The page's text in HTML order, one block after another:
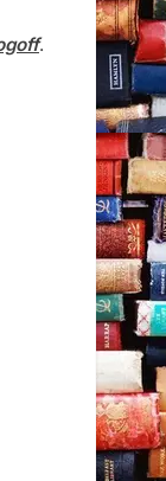
.